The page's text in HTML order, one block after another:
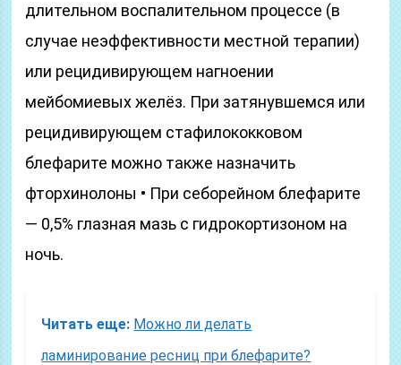
длительном воспалительном процессе (в
случае неэффективности местной терапии)
или рецидивирующем нагноении
мейбомиевых желёз. При затянувшемся или
рецидивирующем стафилококковом
блефарите можно также назначить
фторхинолоны • При себорейном блефарите
— 0,5% глазная мазь с гидрокортизоном на
ночь.
Читать еще: Можно ли делать
ламинирование ресниц при блефарите?